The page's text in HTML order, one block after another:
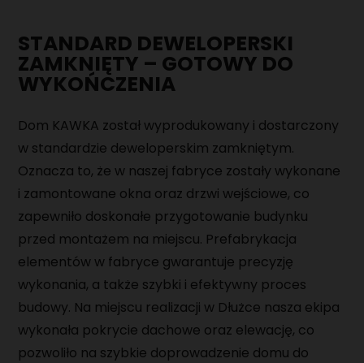
STANDARD DEWELOPERSKI
ZAMKNIĘTY – GOTOWY DO
WYKOŃCZENIA
Dom KAWKA został wyprodukowany i dostarczony
w standardzie deweloperskim zamkniętym.
Oznacza to, że w naszej fabryce zostały wykonane
i zamontowane okna oraz drzwi wejściowe, co
zapewniło doskonałe przygotowanie budynku
przed montażem na miejscu. Prefabrykacja
elementów w fabryce gwarantuje precyzję
wykonania, a także szybki i efektywny proces
budowy. Na miejscu realizacji w Dłużce nasza ekipa
wykonała pokrycie dachowe oraz elewację, co
pozwoliło na szybkie doprowadzenie domu do